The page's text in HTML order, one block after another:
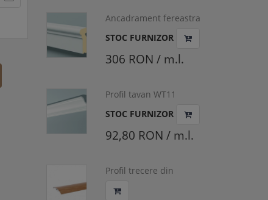
Ancadrament fereastra
STOC FURNIZOR
306 RON / m.l.
Profil tavan WT11
STOC FURNIZOR
92,80 RON / m.l.
Profil trecere din
mascat, Stejar Deschis,